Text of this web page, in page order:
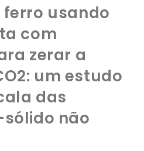
usando
com
zerar a
um estudo
das
não